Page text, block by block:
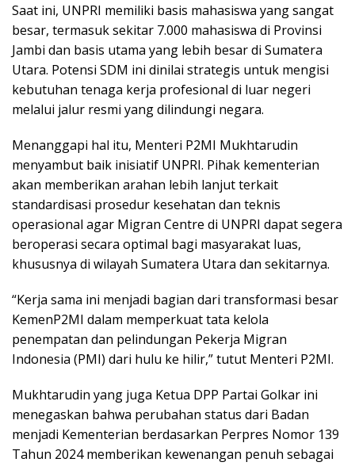
Saat ini, UNPRI memiliki basis mahasiswa yang sangat
besar, termasuk sekitar 7.000 mahasiswa di Provinsi
Jambi dan basis utama yang lebih besar di Sumatera
Utara. Potensi SDM ini dinilai strategis untuk mengisi
kebutuhan tenaga kerja profesional di luar negeri
melalui jalur resmi yang dilindungi negara.
Menanggapi hal itu, Menteri P2MI Mukhtarudin
menyambut baik inisiatif UNPRI. Pihak kementerian
akan memberikan arahan lebih lanjut terkait
standardisasi prosedur kesehatan dan teknis
operasional agar Migran Centre di UNPRI dapat segera
beroperasi secara optimal bagi masyarakat luas,
khususnya di wilayah Sumatera Utara dan sekitarnya.
“Kerja sama ini menjadi bagian dari transformasi besar
KemenP2MI dalam memperkuat tata kelola
penempatan dan pelindungan Pekerja Migran
Indonesia (PMI) dari hulu ke hilir,” tutut Menteri P2MI.
Mukhtarudin yang juga Ketua DPP Partai Golkar ini
menegaskan bahwa perubahan status dari Badan
menjadi Kementerian berdasarkan Perpres Nomor 139
Tahun 2024 memberikan kewenangan penuh sebagai